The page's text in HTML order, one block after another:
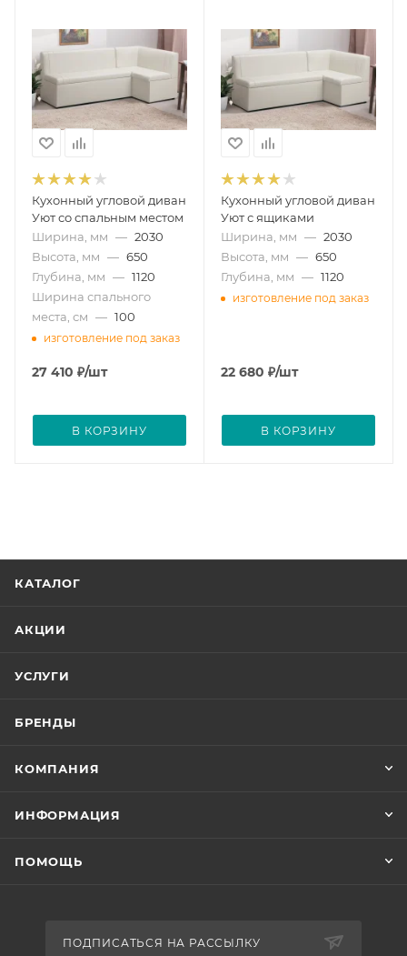
Кухонный угловой диван
Уют со спальным местом
Ширина, мм — 2030
Высота, мм — 650
Глубина, мм — 1120
Ширина спального
места, см — 100
изготовление под заказ
27 410 ₽/шт
В КОРЗИНУ
Кухонный угловой диван
Уют с ящиками
Ширина, мм — 2030
Высота, мм — 650
Глубина, мм — 1120
изготовление под заказ
22 680 ₽/шт
В КОРЗИНУ
КАТАЛОГ
АКЦИИ
УСЛУГИ
БРЕНДЫ
КОМПАНИЯ
ИНФОРМАЦИЯ
ПОМОЩЬ
ПОДПИСАТЬСЯ НА РАССЫЛКУ